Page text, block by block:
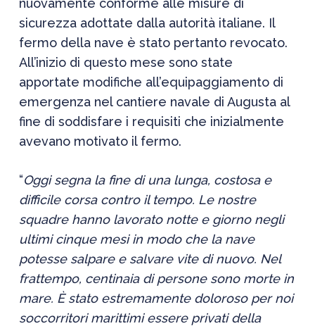
nuovamente conforme alle misure di
sicurezza adottate dalla autorità italiane. Il
fermo della nave è stato pertanto revocato.
All’inizio di questo mese sono state
apportate modifiche all’equipaggiamento di
emergenza nel cantiere navale di Augusta al
fine di soddisfare i requisiti che inizialmente
avevano motivato il fermo.
“Oggi segna la fine di una lunga, costosa e
difficile corsa contro il tempo. Le nostre
squadre hanno lavorato notte e giorno negli
ultimi cinque mesi in modo che la nave
potesse salpare e salvare vite di nuovo. Nel
frattempo, centinaia di persone sono morte in
mare. È stato estremamente doloroso per noi
soccorritori marittimi essere privati della